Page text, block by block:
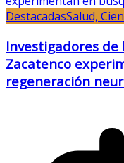
DestacadasSalud,
Investigadores de
Zacatenco
regeneración